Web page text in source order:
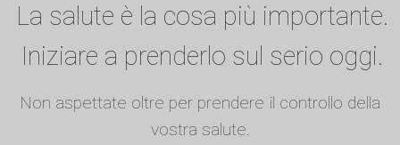
La salute è la cosa più importante.
Iniziare a prenderlo sul serio oggi.
Non aspettate oltre per prendere il controllo della
vostra salute.